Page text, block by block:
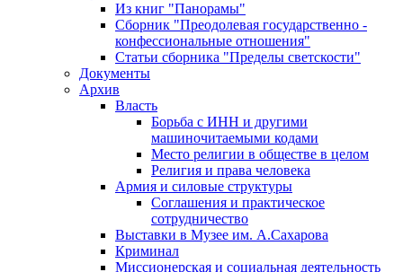
Из книг "Панорамы"
Сборник "Преодолевая государственно -
конфессиональные отношения"
Статьи сборника "Пределы светскости"
Документы
Архив
Власть
Борьба с ИНН и другими
машиночитаемыми кодами
Место религии в обществе в целом
Религия и права человека
Армия и силовые структуры
Соглашения и практическое
сотрудничество
Выставки в Музее им. А.Сахарова
Криминал
Миссионерская и социальная деятельность